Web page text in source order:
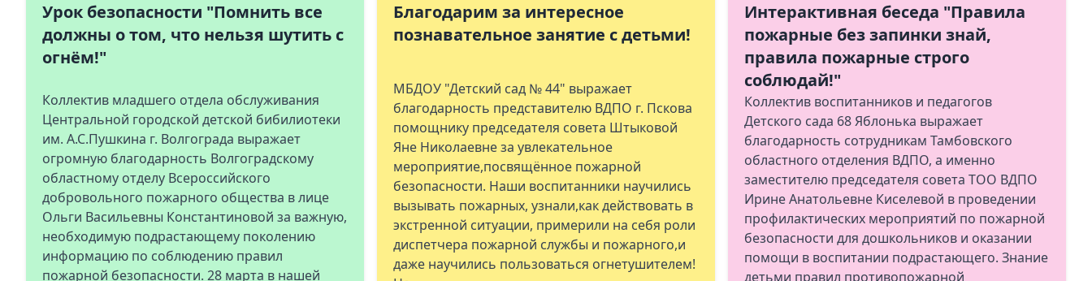
Урок безопасности "Помнить все
должны о том, что нельзя шутить с
огнём!"
Коллектив младшего отдела обслуживания
Центральной городской детской бибилиотеки
им. А.С.Пушкина г. Волгограда выражает
огромную благодарность Волгоградскому
областному отделу Всероссийского
добровольного пожарного общества в лице
Ольги Васильевны Константиновой за важную,
необходимую подрастающему поколению
информацию по соблюдению правил
пожарной безопасности. 28 марта в нашей
Благодарим за интересное
познавательное занятие с детьми!
МБДОУ "Детский сад № 44" выражает
благодарность представителю ВДПО г. Пскова
помощнику председателя совета Штыковой
Яне Николаевне за увлекательное
мероприятие,посвящённое пожарной
безопасности. Наши воспитанники научились
вызывать пожарных, узнали,как действовать в
экстренной ситуации, примерили на себя роли
диспетчера пожарной службы и пожарного,и
даже научились пользоваться огнетушителем!
Интерактивная беседа "Правила
пожарные без запинки знай,
правила пожарные строго
соблюдай!"
Коллектив воспитанников и педагогов
Детского сада 68 Яблонька выражает
благодарность сотрудникам Тамбовского
областного отделения ВДПО, а именно
заместителю председателя совета ТОО ВДПО
Ирине Анатольевне Киселевой в проведении
профилактических мероприятий по пожарной
безопасности для дошкольников и оказании
помощи в воспитании подрастающего. Знание
детьми правил противопожарной